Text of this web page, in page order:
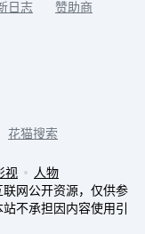
日志
赞助商
花猫搜索
视
人物
网公开资源，仅供参
不承担因内容使用引